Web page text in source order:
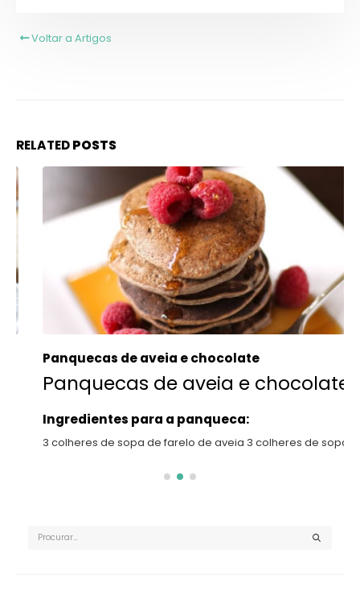
Voltar a Artigos
RELATEDPOSTS
Panquecas de aveia e chocolate
Panquecas de aveia e chocolate
Ingredientes para a panqueca:
3 colheres de sopa de farelo de aveia 3 colheres de sopa...